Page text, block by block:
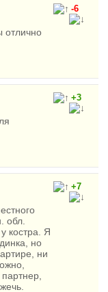
отлично
-6
+3
обл.
костра. Я
но
ни
+7